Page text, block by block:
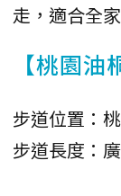
走，適合全
【桃園
步道位置：
步道長度：